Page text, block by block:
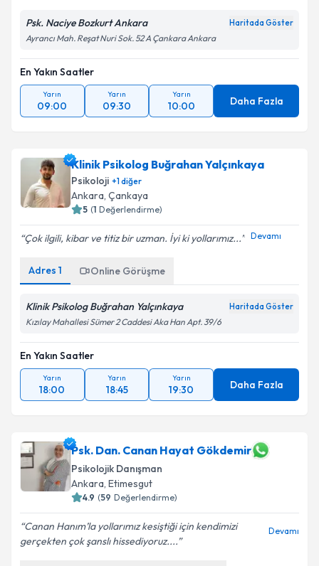
Psk. Naciye Bozkurt Ankara Haritada Göster
Ayrancı Mah. Reşat Nuri Sok. 52 A Çankara Ankara
En Yakın Saatler
Yarın
09:00
Yarın
09:30
Yarın
10:00 Daha Fazla
Klinik Psikolog Buğrahan Yalçınkaya
Psikoloji +1diğer
Ankara, Çankaya
5 (1 Değerlendirme)
Çok ilgili, kibar ve titiz bir uzman. İyi ki yollarımız... Devamı
Adres 1 Online Görüşme
Klinik Psikolog Buğrahan Yalçınkaya Haritada Göster
Kızılay Mahallesi Sümer 2 Caddesi Aka Han Apt. 39/6
En Yakın Saatler
Yarın
18:00
Yarın
18:45
Yarın
19:30 Daha Fazla
Psk. Dan. Canan Hayat Gökdemir
Psikolojik Danışman
Ankara, Etimesgut
4.9 (59 Değerlendirme)
Canan Hanım’la yollarımız kesiştiği için kendimizi
gerçekten çok şanslı hissediyoruz....
Devamı